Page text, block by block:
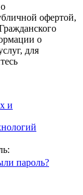
офертой,
о
для
и
пароль?